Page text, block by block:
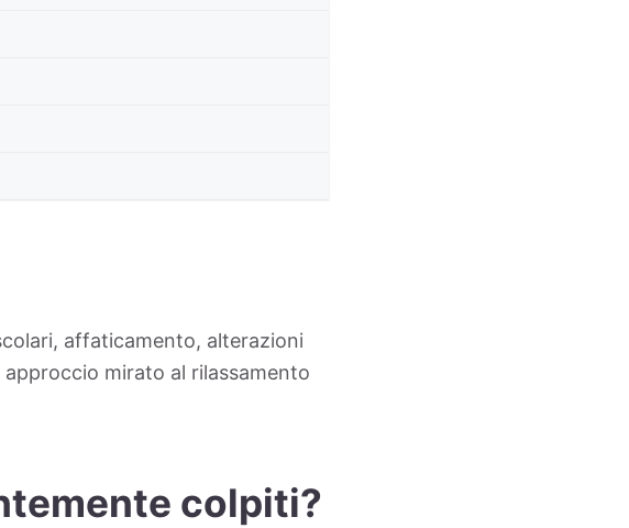
affaticamento, alterazioni
approccio mirato al rilassamento
colpiti?